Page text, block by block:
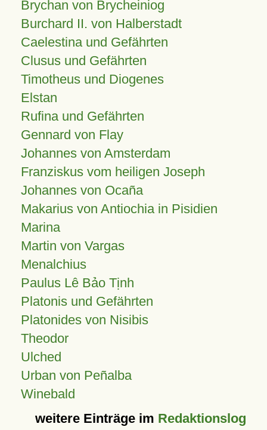
Brychan von Brycheiniog
Burchard II. von Halberstadt
Caelestina und Gefährten
Clusus und Gefährten
Timotheus und Diogenes
Elstan
Rufina und Gefährten
Gennard von Flay
Johannes von Amsterdam
Franziskus vom heiligen Joseph
Johannes von Ocaña
Makarius von Antiochia in Pisidien
Marina
Martin von Vargas
Menalchius
Paulus Lê Bảo Tịnh
Platonis und Gefährten
Platonides von Nisibis
Theodor
Ulched
Urban von Peñalba
Winebald
weitere Einträge im Redaktionslog